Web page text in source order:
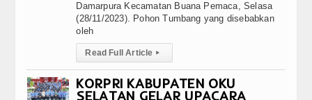
Damarpura Kecamatan Buana Pemaca, Selasa
(28/11/2023). Pohon Tumbang yang disebabkan
oleh
Read Full Article ▸
KORPRI KABUPATEN OKU
SELATAN GELAR UPACARA